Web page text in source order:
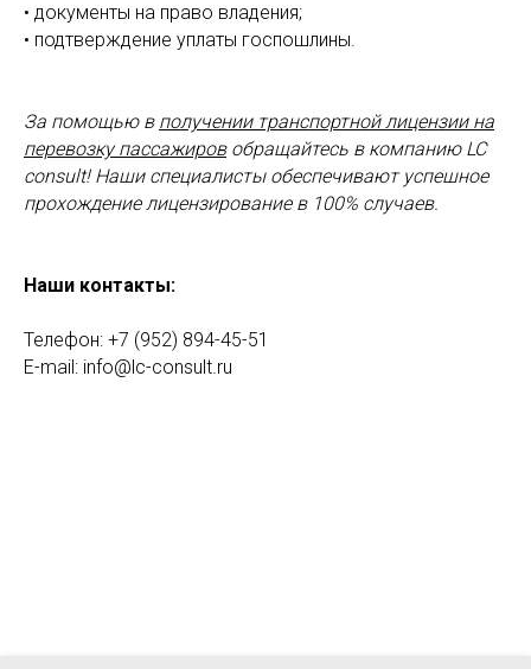
• документы на право владения;
• подтверждение уплаты госпошлины.
За помощью в получении транспортной лицензии на
перевозку пассажировобращайтесь в компанию LC
consult! Наши специалисты обеспечивают успешное
прохождение лицензирование в 100% случаев.
Наши контакты:
Телефон: +7 (952) 894-45-51
E-mail: info@lc-consult.ru